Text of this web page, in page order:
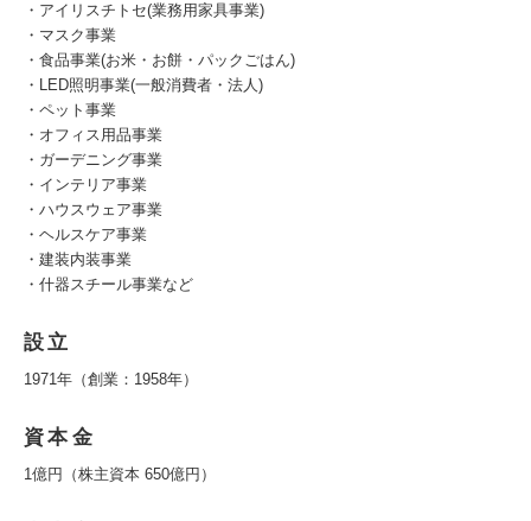
・アイリスチトセ(業務用家具事業)
・マスク事業
・食品事業(お米・お餅・パックごはん)
・LED照明事業(一般消費者・法人)
・ペット事業
・オフィス用品事業
・ガーデニング事業
・インテリア事業
・ハウスウェア事業
・ヘルスケア事業
・建装内装事業
・什器スチール事業など
設立
1971年（創業：1958年）
資本金
1億円（株主資本 650億円）